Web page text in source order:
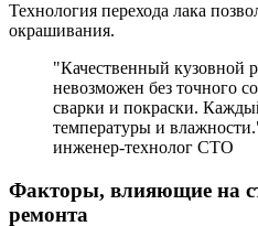
Технология перехода лака
окрашивания.
"Качественный кузовной
невозможен без точного
сварки и покраски.
температуры и
инженер-технолог СТО
Факторы, влияющие на
ремонта